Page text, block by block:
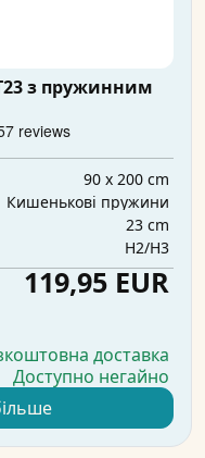
з пружинним
90 x 200 cm
Кишенькові пружини
23 cm
H2/H3
119,95 EUR
доставка
Доступно негайно